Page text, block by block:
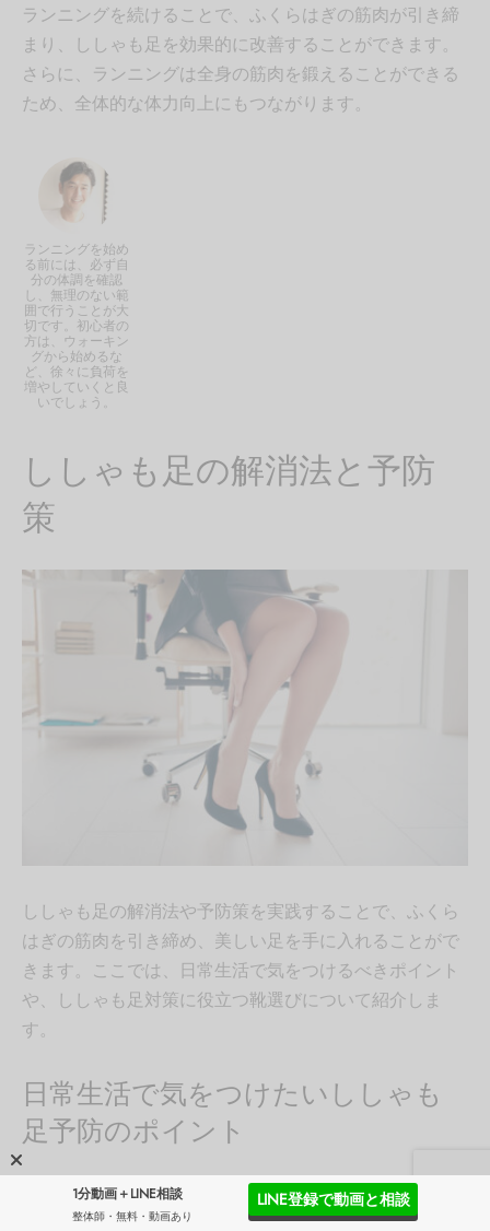
ランニングを続けることで、ふくらはぎの筋肉が引き締
まり、ししゃも足を効果的に改善することができます。
さらに、ランニングは全身の筋肉を鍛えることができる
ため、全体的な体力向上にもつながります。
ランニングを始め
る前には、必ず自
分の体調を確認
し、無理のない範
囲で行うことが大
切です。初心者の
方は、ウォーキン
グから始めるな
ど、徐々に負荷を
増やしていくと良
いでしょう。
ししゃも足の解消法と予防
策
ししゃも足の解消法や予防策を実践することで、ふくら
はぎの筋肉を引き締め、美しい足を手に入れることがで
きます。ここでは、日常生活で気をつけるべきポイント
や、ししゃも足対策に役立つ靴選びについて紹介しま
す。
日常生活で気をつけたいししゃも
足予防のポイント
日常生活の中でししゃも足を予防するためには、いくつ
かのポイントに注意する必要があります。以下のポイン
1分動画＋LINE相談
整体師・無料・動画あり
LINE登録で動画と相談